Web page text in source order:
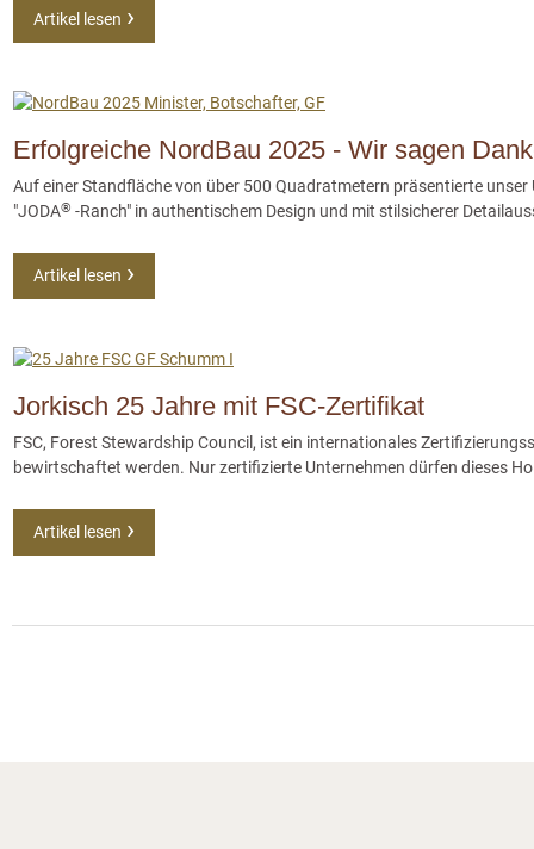
Artikel lesen
Erfolgreiche NordBau 2025 - Wir sagen
Auf einer Standfläche von über 500 Quadratmetern präsentierte
"JODA® -Ranch" in authentischem Design und mit stilsicherer
Artikel lesen
Jorkisch 25 Jahre mit FSC-Zertifikat
FSC, Forest Stewardship Council, ist ein internationales
bewirtschaftet werden. Nur zertifizierte Unternehmen dürfen dieses
Artikel lesen